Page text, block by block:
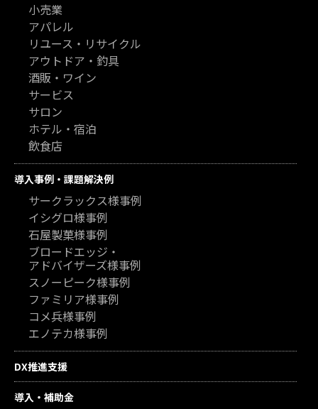
小売業
アパレル
リユース・リサイクル
アウトドア・釣具
酒販・ワイン
サービス
サロン
ホテル・宿泊
飲食店
導入事例・課題解決例
サークラックス様事例
イシグロ様事例
石屋製菓様事例
ブロードエッジ・
アドバイザーズ様事例
スノーピーク様事例
ファミリア様事例
コメ兵様事例
エノテカ様事例
DX推進支援
導入・補助金